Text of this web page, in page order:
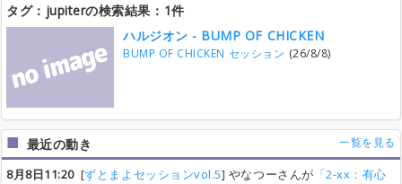
タグ：jupiterの検索結果：1件
ハルジオン - BUMP OF CHICKEN
BUMP OF CHICKEN セッション (26/8/8)
最近の動き 一覧を見る
8月8日11:20[ずとまよセッションvol.5] やなつーさんが 「2-xx：有心